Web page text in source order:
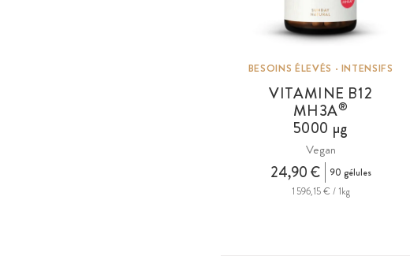
BESOINS ÉLEVÉS · INTENSIFS
VITAMINE B12
MH3A®
5000 µg
Vegan
24,90 €
90 gélules
1 596,15 € / 1kg